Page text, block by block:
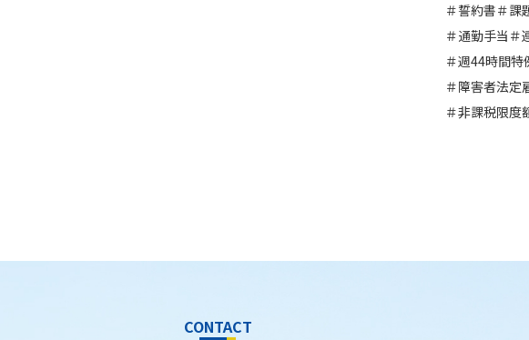
＃誓約書＃課
＃通勤手当 ＃
＃週44時間特
＃障害者法定
＃非課税限度
CONTACT